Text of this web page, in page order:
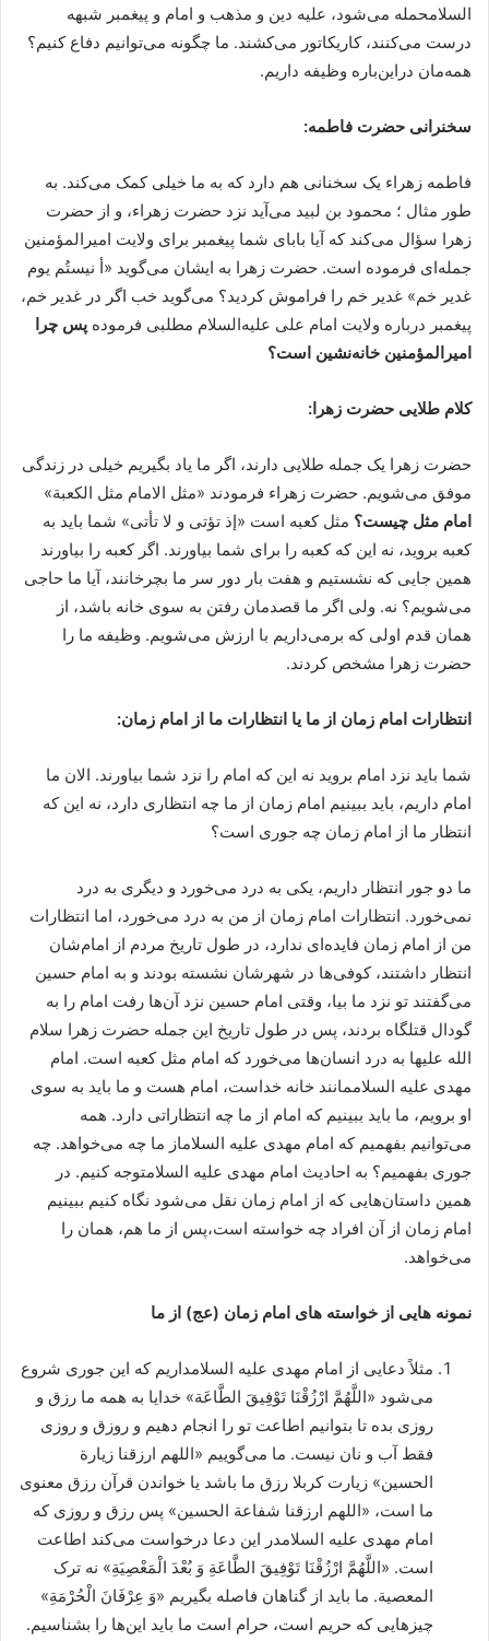
السلامحمله می‌شود، علیه دین و مذهب و امام و پیغمبر شبهه
درست می‌کنند، کاریکاتور می‌کشند. ما چگونه می‌توانیم دفاع کنیم؟
همه‌مان دراین‌باره وظیفه داریم.
سخنرانی حضرت فاطمه:
فاطمه زهراء یک سخنانی هم دارد که به ما خیلی کمک می‌کند. به
طور مثال ؛ محمود بن لبید می‌آید نزد حضرت زهراء، و از حضرت
زهرا سؤال می‌کند که آیا بابای شما پیغمبر برای ولایت امیرالمؤمنین
جمله‌ای فرموده است. حضرت زهرا به ایشان می‌گوید «أ نیستُم یوم
غدیر خم» غدیر خم را فراموش کردید؟ می‌گوید خب اگر در غدیر خم،
پیغمبر درباره ولایت امام علی علیه‌السلام مطلبی فرموده پس چرا
امیرالمؤمنین خانه‌نشین است؟
کلام طلایی حضرت زهرا:
حضرت زهرا یک جمله طلایی دارند، اگر ما یاد بگیریم خیلی در زندگی
موفق می‌شویم. حضرت زهراء فرمودند «مثل الامام مثل الکعبة»
امام مثل چیست؟ مثل کعبه است «إذ تؤتی و لا تأتی» شما باید به
کعبه بروید، نه این که کعبه را برای شما بیاورند. اگر کعبه را بیاورند
همین جایی که نشستیم و هفت بار دور سر ما بچرخانند، آیا ما حاجی
می‌شویم؟ نه. ولی اگر ما قصدمان رفتن به سوی خانه باشد، از
همان قدم اولی که برمی‌داریم با ارزش می‌شویم. وظیفه ما را
حضرت زهرا مشخص کردند.
انتظارات امام زمان از ما یا انتظارات ما از امام زمان:
شما باید نزد امام بروید نه این که امام را نزد شما بیاورند. الان ما
امام داریم، باید ببینیم امام زمان از ما چه انتظاری دارد، نه این که
انتظار ما از امام زمان چه جوری است؟
ما دو جور انتظار داریم، یکی به درد می‌خورد و دیگری به درد
نمی‌خورد. انتظارات امام زمان از من به درد می‌خورد، اما انتظارات
من از امام زمان فایده‌ای ندارد، در طول تاریخ مردم از امام‌شان
انتظار داشتند، کوفی‌ها در شهرشان نشسته بودند و به امام حسین
می‌گفتند تو نزد ما بیا، وقتی امام حسین نزد آن‌ها رفت امام را به
گودال قتلگاه بردند، پس در طول تاریخ این جمله حضرت زهرا سلام
الله علیها به درد انسان‌ها می‌خورد که امام مثل کعبه است. امام
مهدی علیه السلاممانند خانه خداست، امام هست و ما باید به سوی
او برویم، ما باید ببینیم که امام از ما چه انتظاراتی دارد. همه
می‌توانیم بفهمیم که امام مهدی علیه السلاماز ما چه می‌خواهد. چه
جوری بفهمیم؟ به احادیث امام مهدی علیه السلامتوجه کنیم. در
همین داستان‌هایی که از امام زمان نقل می‌شود نگاه کنیم ببینیم
امام زمان از آن افراد چه خواسته است،پس از ما هم، همان را
می‌خواهد.
نمونه هایی از خواسته های امام زمان (عج) از ما
مثلاً دعایی از امام مهدی علیه السلامداریم که این جوری شروع
می‌شود «اللَّهُمَّ ارْزُقْنَا تَوْفِيقَ الطَّاعَة» خدایا به همه ما رزق و
روزی بده تا بتوانیم اطاعت تو را انجام دهیم و روزق و روزی
فقط آب و نان نیست. ما می‌گوییم «اللهم ارزقنا زیارة
الحسین» زیارت کربلا رزق ما باشد یا خواندن قرآن رزق معنوی
ما است، «اللهم ارزقنا شفاعة الحسین» پس رزق و روزی که
امام مهدی علیه السلامدر این دعا درخواست می‌کند اطاعت
است. «اللَّهُمَّ ارْزُقْنَا تَوْفِيقَ الطَّاعَةِ وَ بُعْدَ الْمَعْصِيَةِ» نه ترک
المعصیة. ما باید از گناهان فاصله بگیریم «وَ عِرْفَانَ الْحُرْمَةِ»
چیزهایی که حریم است، حرام است ما باید این‌ها را بشناسیم.